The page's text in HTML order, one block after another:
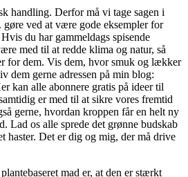
handling. Derfor må vi tage sagen i
ved at være gode eksempler for
du har gammeldags spisende
med til at redde klima og natur, så
for dem. Vis dem, hvor smuk og lækker
dem gerne adressen på min blog:
kan alle abonnere gratis på ideer til
er med til at sikre vores fremtid
gerne, hvordan kroppen får en helt ny
Lad os alle sprede det grønne budskab
haster. Det er dig og mig, der må drive
mad er, at den er stærkt